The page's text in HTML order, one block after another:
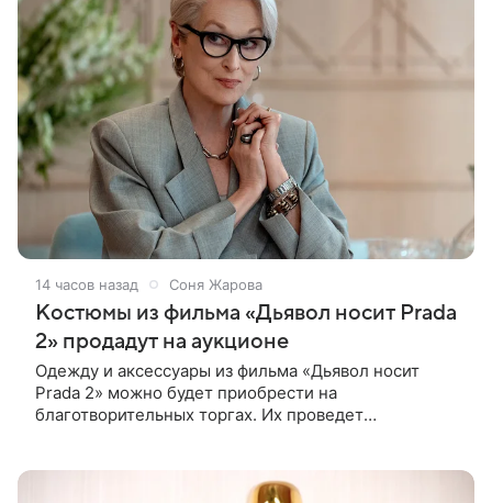
14 часов назад Соня Жарова
Костюмы из фильма «Дьявол носит Prada
2» продадут на аукционе
Одежду и аксессуары из фильма «Дьявол носит
Prada 2» можно будет приобрести на
благотворительных торгах. Их проведет